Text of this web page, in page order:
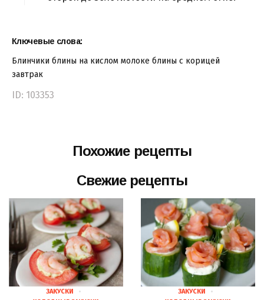
Ключевые слова:
Блинчики блины на кислом молоке блины с корицей
завтрак
ID: 103353
Похожие рецепты
Свежие рецепты
ЗАКУСКИ
ЗАКУСКИ